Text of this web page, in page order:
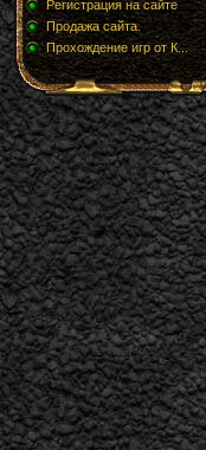
Регистрация на сайте
Продажа сайта.
Прохождение игр от К...